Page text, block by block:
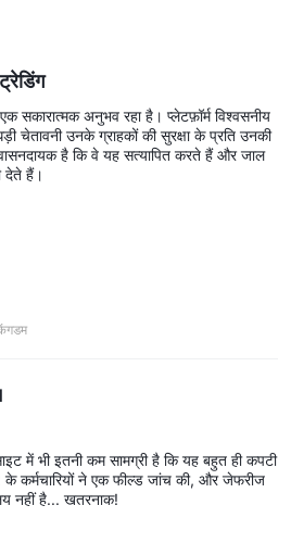
अनुभव रहा है। प्लेटफ़ॉर्म विश्वसनीय
चेतावनी उनके ग्राहकों की सुरक्षा के प्रति उनकी
है कि वे यह सत्यापित करते हैं और जाल
देते हैं।
में भी इतनी कम सामग्री है कि यह बहुत ही कपटी
कर्मचारियों ने एक फील्ड जांच की, और जेफरीज
नहीं है... खतरनाक!